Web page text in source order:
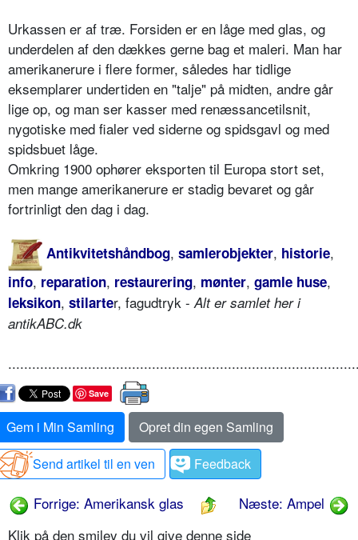
Urkassen er af træ. Forsiden er en låge med glas, og
underdelen af den dækkes gerne bag et maleri. Man har
amerikanerure i flere former, således har tidlige
eksemplarer undertiden en "talje" på midten, andre går
lige op, og man ser kasser med renæssancetilsnit,
nygotiske med fialer ved siderne og spidsgavl og med
spidsbuet låge.
Omkring 1900 ophører eksporten til Europa stort set,
men mange amerikanerure er stadig bevaret og går
fortrinligt den dag i dag.
Antikvitetshåndbog, samlerobjekter, historie,
info, reparation, restaurering, mønter, gamle huse,
leksikon, stilarter, fagudtryk -Alt er samlet her i
antikABC.dk
Save
Gem i Min Samling
Opret din egen Samling
Send artikel til en ven
Feedback
Forrige: Amerikansk glas
Næste: Ampel
Klik på den smiley du vil give denne side